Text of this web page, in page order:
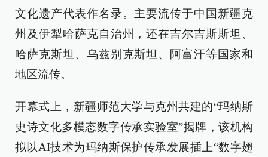
文化遗产代表作名录。主要流传于中国新疆克
州及伊犁哈萨克自治州，还在吉尔吉斯斯坦、
哈萨克斯坦、乌兹别克斯坦、阿富汗等国家和
地区流传。
开幕式上，新疆师范大学与克州共建的“玛纳斯
史诗文化多模态数字传承实验室”揭牌，该机构
拟以AI技术为玛纳斯保护传承发展插上“数字翅